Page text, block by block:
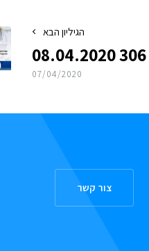
הגיליון הבא
07/04/2020
צור קשר